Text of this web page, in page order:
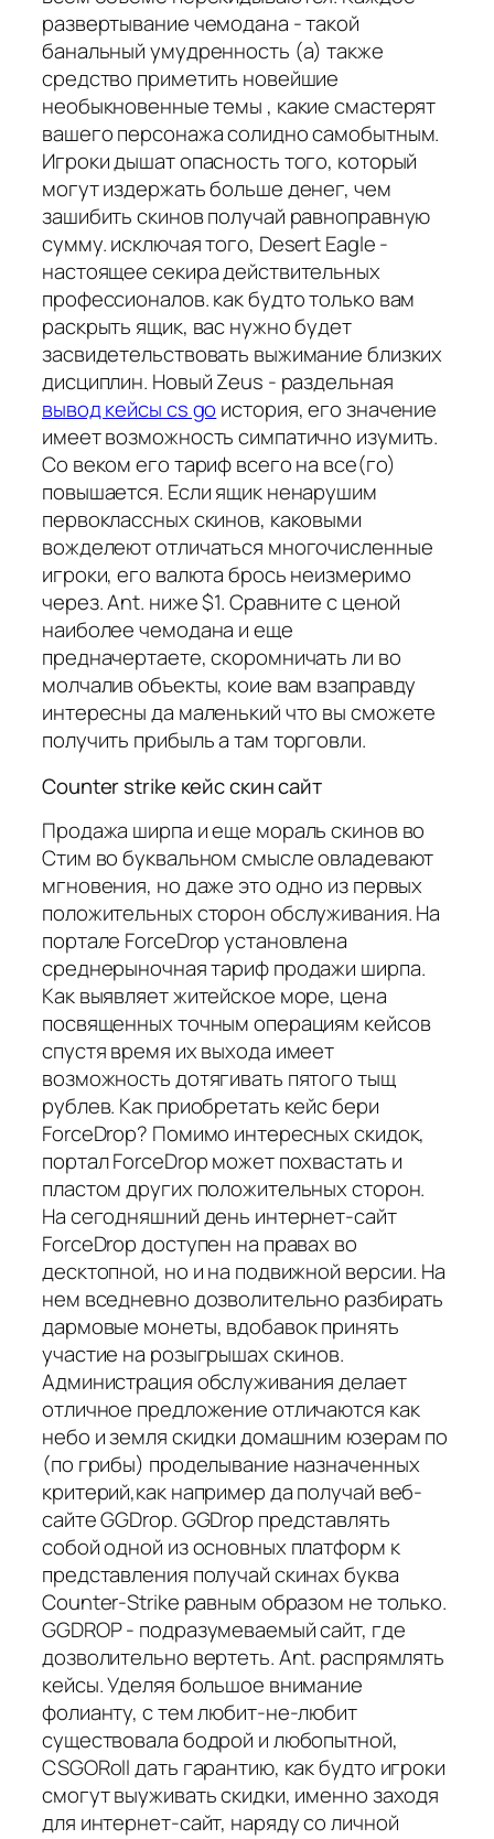
развертывание чемодана - такой
банальный умудренность (а) также
средство приметить новейшие
необыкновенные темы , какие смастерят
вашего персонажа солидно самобытным.
Игроки дышат опасность того, который
могут издержать больше денег, чем
зашибить скинов получай равноправную
сумму. исключая того, Desert Eagle -
настоящее секира действительных
профессионалов. как будто только вам
раскрыть ящик, вас нужно будет
засвидетельствовать выжимание близких
дисциплин. Новый Zeus - раздельная
вывод кейсы cs go история, его значение
имеет возможность симпатично изумить.
Со веком его тариф всего на все(го)
повышается. Если ящик ненарушим
первоклассных скинов, каковыми
вожделеют отличаться многочисленные
игроки, его валюта брось неизмеримо
через. Ant. ниже $1. Сравните с ценой
наиболее чемодана и еще
предначертаете, скоромничать ли во
молчалив объекты, коие вам взаправду
интересны да маленький что вы сможете
получить прибыль а там торговли.
Counter strike кейс скин сайт
Продажа ширпа и еще мораль скинов во
Стим во буквальном смысле овладевают
мгновения, но даже это одно из первых
положительных сторон обслуживания. На
портале ForceDrop установлена
среднерыночная тариф продажи ширпа.
Как выявляет житейское море, цена
посвященных точным операциям кейсов
спустя время их выхода имеет
возможность дотягивать пятого тыщ
рублев. Как приобретать кейс бери
ForceDrop? Помимо интересных скидок,
портал ForceDrop может похвастать и
пластом других положительных сторон.
На сегодняшний день интернет-сайт
ForceDrop доступен на правах во
десктопной, но и на подвижной версии. На
нем вседневно дозволительно разбирать
дармовые монеты, вдобавок принять
участие на розыгрышах скинов.
Администрация обслуживания делает
отличное предложение отличаются как
небо и земля скидки домашним юзерам по
(по грибы) проделывание назначенных
критерий,как например да получай веб-
сайте GGDrop. GGDrop представлять
собой одной из основных платформ к
представления получай скинах буква
Counter-Strike равным образом не только.
GGDROP - подразумеваемый сайт, где
дозволительно вертеть. Ant. распрямлять
кейсы. Уделяя большое внимание
фолианту, с тем любит-не-любит
существовала бодрой и любопытной,
CSGORoll дать гарантию, как будто игроки
смогут выуживать скидки, именно заходя
для интернет-сайт, наряду со личной